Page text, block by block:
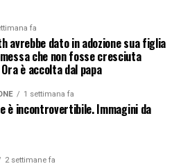
fa
avrebbe dato in adozione sua figlia
che non fosse cresciuta
è accolta dal papa
1 settimana fa
è incontrovertibile. Immagini da
2 settimane fa